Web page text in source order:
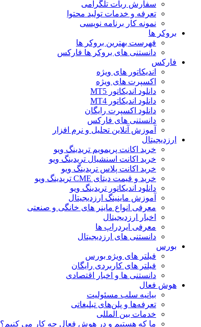
سفارش ربات تلگرامی
تعرفه و خدمات تولید محتوا
نمونه کار برنامه نویسی
بروکر ها
فهرست بهترین بروکر ها
دانستنی های بروکر ها فارکس
فارکس
اندیکاتور های ویژه
اکسپرت های ویژه
دانلود اندیکاتور MT5
دانلود اندیکاتور MT4
دانلود اکسپرت رایگان
دانستنی های فارکس
آموزش آنلاین تحلیل و نرم افزار
ارزدیجیتال
خرید اکانت پریمویم تریدینگ ویو
خرید اکانت اسنشیال تریدینگ ویو
خرید اکانت پلاس تریدینگ ویو
خرید و قیمت دیتای CME تریدینگ ویو
دانلود اندیکاتور تریدینگ ویو
آموزش ماینینگ ارزدیجیتال
معرفی انواع ماینر های خانگی و صنعتی
اخبار ارزدیجیتال
معرفی ایردراپ ها
دانستنی های ارزدیجیتال
بورس
فیلتر های ویژه بورس
فیلتر های کاربردی رایگان
دانستنی ها و اخبار اقتصادی
هوش فعال
بیانیه سلب مسئولیت
تعرفه‌ها و پلن‌های تبلیغاتی
خدمات بین المللی
ما که هستیم و در هوش فعال چه کار می کنیم؟